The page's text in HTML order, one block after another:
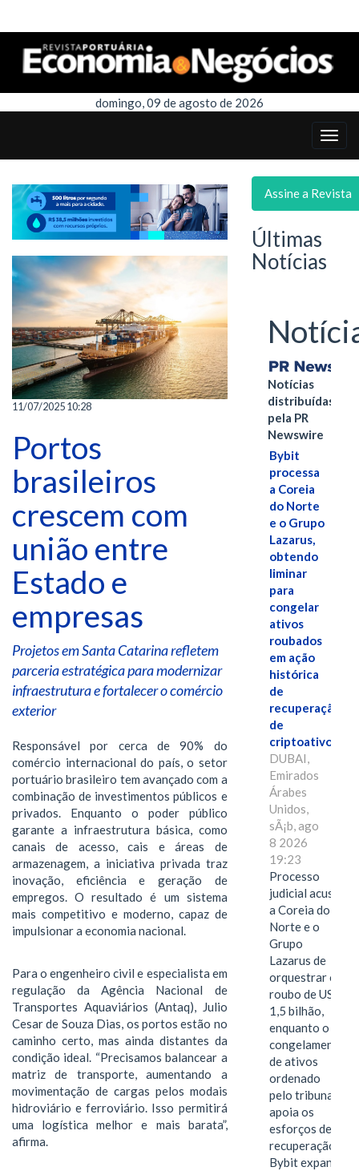
domingo, 09 de agosto de 2026
11/07/2025 10:28
Portos
brasileiros
crescem com
união entre
Estado e
empresas
Projetos em Santa Catarina refletem
parceria estratégica para modernizar
infraestrutura e fortalecer o comércio
exterior
Responsável por cerca de 90% do
comércio internacional do país, o setor
portuário brasileiro tem avançado com a
combinação de investimentos públicos e
privados. Enquanto o poder público
garante a infraestrutura básica, como
canais de acesso, cais e áreas de
armazenagem, a iniciativa privada traz
inovação, eficiência e geração de
empregos. O resultado é um sistema
mais competitivo e moderno, capaz de
impulsionar a economia nacional.
Para o engenheiro civil e especialista em
regulação da Agência Nacional de
Transportes Aquaviários (Antaq), Julio
Cesar de Souza Dias, os portos estão no
caminho certo, mas ainda distantes da
condição ideal. “Precisamos balancear a
matriz de transporte, aumentando a
movimentação de cargas pelos modais
hidroviário e ferroviário. Isso permitirá
uma logística melhor e mais barata”,
afirma.
Assine a Revista
Últimas
Notícias
Notícias
distribuídas
pela PR
Newswire
Bybit
processa
a Coreia
do Norte
e o Grupo
Lazarus,
obtendo
liminar
para
congelar
ativos
roubados
em ação
histórica
de
recuperação
de
criptoativos
DUBAI,
Emirados
Árabes
Unidos,
sÃ¡b, ago
8 2026
19:23
Processo
judicial acusa
a Coreia do
Norte e o
Grupo
Lazarus de
orquestrar o
roubo de US$
1,5 bilhão,
enquanto o
congelamento
de ativos
ordenado
pelo tribunal
apoia os
esforços de
recuperação e
Bybit expande